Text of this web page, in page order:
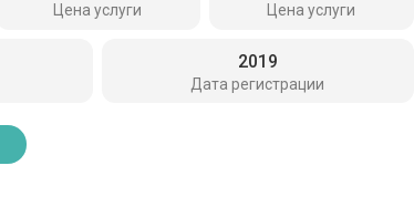
Цена услуги Цена услуги
Дата регистрации
2019